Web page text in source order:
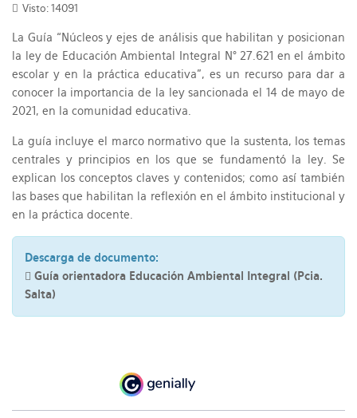
Visto: 14091
La Guía “Núcleos y ejes de análisis que habilitan y posicionan
la ley de Educación Ambiental Integral N° 27.621 en el ámbito
escolar y en la práctica educativa”, es un recurso para dar a
conocer la importancia de la ley sancionada el 14 de mayo de
2021, en la comunidad educativa.
La guía incluye el marco normativo que la sustenta, los temas
centrales y principios en los que se fundamentó la ley. Se
explican los conceptos claves y contenidos; como así también
las bases que habilitan la reflexión en el ámbito institucional y
en la práctica docente.
Descarga de documento:
Guía orientadora Educación Ambiental Integral (Pcia.
Salta)